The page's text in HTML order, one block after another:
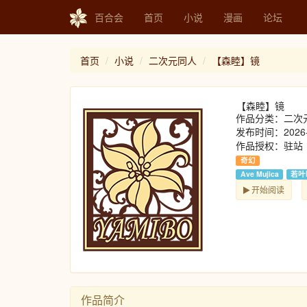
百合会 首页 小说 漫画 论坛
首页 小说 二次元同人 【森睦】镜
【森睦】镜
作品分类：二次
发布时间：
作品授权：驻站
奇幻
Ave Mujica
若
开始阅读
作品简介